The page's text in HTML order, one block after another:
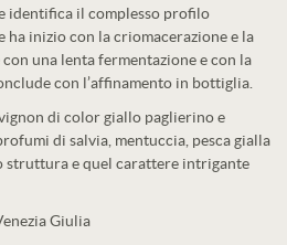
identifica il complesso profilo
inizio con la criomacerazione e la
una lenta fermentazione e con la
con l’affinamento in bottiglia.
di color giallo paglierino e
di salvia, mentuccia, pesca gialla
struttura e quel carattere intrigante
Giulia